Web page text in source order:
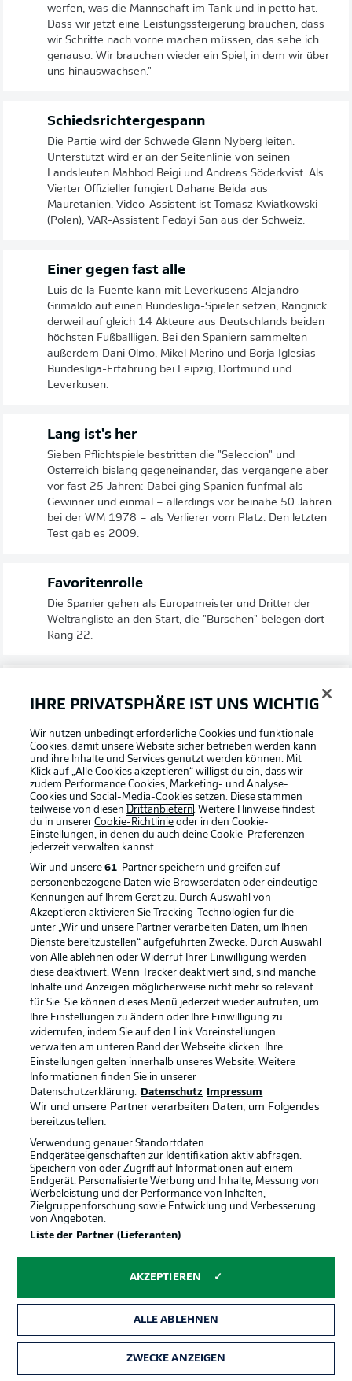
werfen, was die Mannschaft im Tank und in petto hat.
Dass wir jetzt eine Leistungssteigerung brauchen, dass
wir Schritte nach vorne machen müssen, das sehe ich
genauso. Wir brauchen wieder ein Spiel, in dem wir über
uns hinauswachsen."
Schiedsrichtergespann
Die Partie wird der Schwede Glenn Nyberg leiten.
Unterstützt wird er an der Seitenlinie von seinen
Landsleuten Mahbod Beigi und Andreas Söderkvist. Als
Vierter Offizieller fungiert Dahane Beida aus
Mauretanien. Video-Assistent ist Tomasz Kwiatkowski
(Polen), VAR-Assistent Fedayi San aus der Schweiz.
Einer gegen fast alle
Luis de la Fuente kann mit Leverkusens Alejandro
Grimaldo auf einen Bundesliga-Spieler setzen, Rangnick
derweil auf gleich 14 Akteure aus Deutschlands beiden
höchsten Fußballligen. Bei den Spaniern sammelten
außerdem Dani Olmo, Mikel Merino und Borja Iglesias
Bundesliga-Erfahrung bei Leipzig, Dortmund und
Leverkusen.
Lang ist's her
Sieben Pflichtspiele bestritten die "Seleccion" und
Österreich bislang gegeneinander, das vergangene aber
vor fast 25 Jahren: Dabei ging Spanien fünfmal als
Gewinner und einmal – allerdings vor beinahe 50 Jahren
bei der WM 1978 – als Verlierer vom Platz. Den letzten
Test gab es 2009.
Favoritenrolle
Die Spanier gehen als Europameister und Dritter der
Weltrangliste an den Start, die "Burschen" belegen dort
Rang 22.
Während "La Furia Roja" seine Gruppe gegen Kap Verde
und dabei trotz eines enttäuschenden Remis nicht einen
Gegentreffer hinnehmen musste, qualifizierte sich das
Team von Trainer Ralf Rangnick beim 3:3 gegen
Algerien erst in der sechsten Minute der Nachspielzeit
des abschließenden Spieltags durch Ex-Stuttgarter Saša
Kalajdžić für die erste K.-o.-Runde; zudem besiegten die
Österreicher Jordanien (3:1) und verloren gegen
Weltmeister Argentinien (0:2).
Herzlich willkommen!
Spanien bekommt es im WM-Sechzehntelfinale mit
Österreich zu tun. Der Anstoß in Inglewood im County
Los Angeles erfolgt um 21 Uhr.
Football as it's meant to be
BUNDESLIGA APP
IHRE PRIVATSPHÄRE IST UNS WICHTIG
Wir nutzen unbedingt erforderliche Cookies und funktionale
Cookies, damit unsere Website sicher betrieben werden kann
und ihre Inhalte und Services genutzt werden können. Mit
Klick auf „Alle Cookies akzeptieren“ willigst du ein, dass wir
zudem Performance Cookies, Marketing- und Analyse-
Cookies und Social-Media-Cookies setzen. Diese stammen
teilweise von diesen Drittanbietern. Weitere Hinweise findest
du in unsererCookie-Richtlinie oder in den Cookie-
Einstellungen, in denen du auch deine Cookie-Präferenzen
jederzeit verwalten kannst.
Wir und unsere61-Partner speichern und greifen auf
personenbezogene Daten wie Browserdaten oder eindeutige
Kennungen auf Ihrem Gerät zu. Durch Auswahl von
Akzeptieren aktivieren Sie Tracking-Technologien für die
unter „Wir und unsere Partner verarbeiten Daten, um Ihnen
Dienste bereitzustellen“ aufgeführten Zwecke. Durch Auswahl
von Alle ablehnen oder Widerruf Ihrer Einwilligung werden
diese deaktiviert. Wenn Tracker deaktiviert sind, sind manche
Inhalte und Anzeigen möglicherweise nicht mehr so relevant
für Sie. Sie können dieses Menü jederzeit wieder aufrufen, um
Ihre Einstellungen zu ändern oder Ihre Einwilligung zu
widerrufen, indem Sie auf den Link Voreinstellungen
verwalten am unteren Rand der Webseite klicken. Ihre
Einstellungen gelten innerhalb unseres Website. Weitere
Informationen finden Sie in unserer
Datenschutzerklärung.
Datenschutz Impressum
Wir und unsere Partner verarbeiten Daten, um Folgendes
bereitzustellen:
Verwendung genauer Standortdaten.
Endgeräteeigenschaften zur Identifikation aktiv abfragen.
Speichern von oder Zugriff auf Informationen auf einem
Endgerät. Personalisierte Werbung und Inhalte, Messung von
Werbeleistung und der Performance von Inhalten,
Zielgruppenforschung sowie Entwicklung und Verbesserung
von Angeboten.
Liste der Partner (Lieferanten)
AKZEPTIEREN
ALLE ABLEHNEN
ZWECKE ANZEIGEN